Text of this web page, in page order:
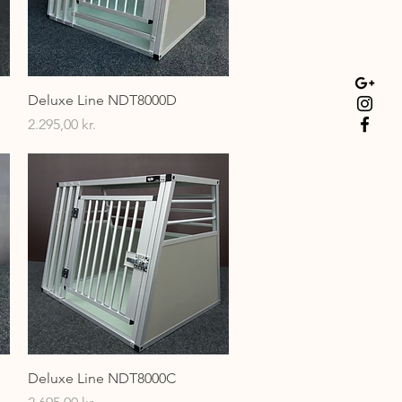
Hurtigvisning
Deluxe Line NDT8000D
Pris
2.295,00 kr.
Hurtigvisning
Deluxe Line NDT8000C